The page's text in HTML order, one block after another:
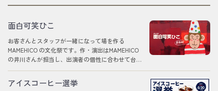
面白可笑ひこ
お客さんとスタッフが一緒になって場を作る
MAMEHICO の文化祭です。作・演出はMAMEHICO
の井川さんが担当し、出演者の個性に合わせて台本
アイスコーヒー選挙